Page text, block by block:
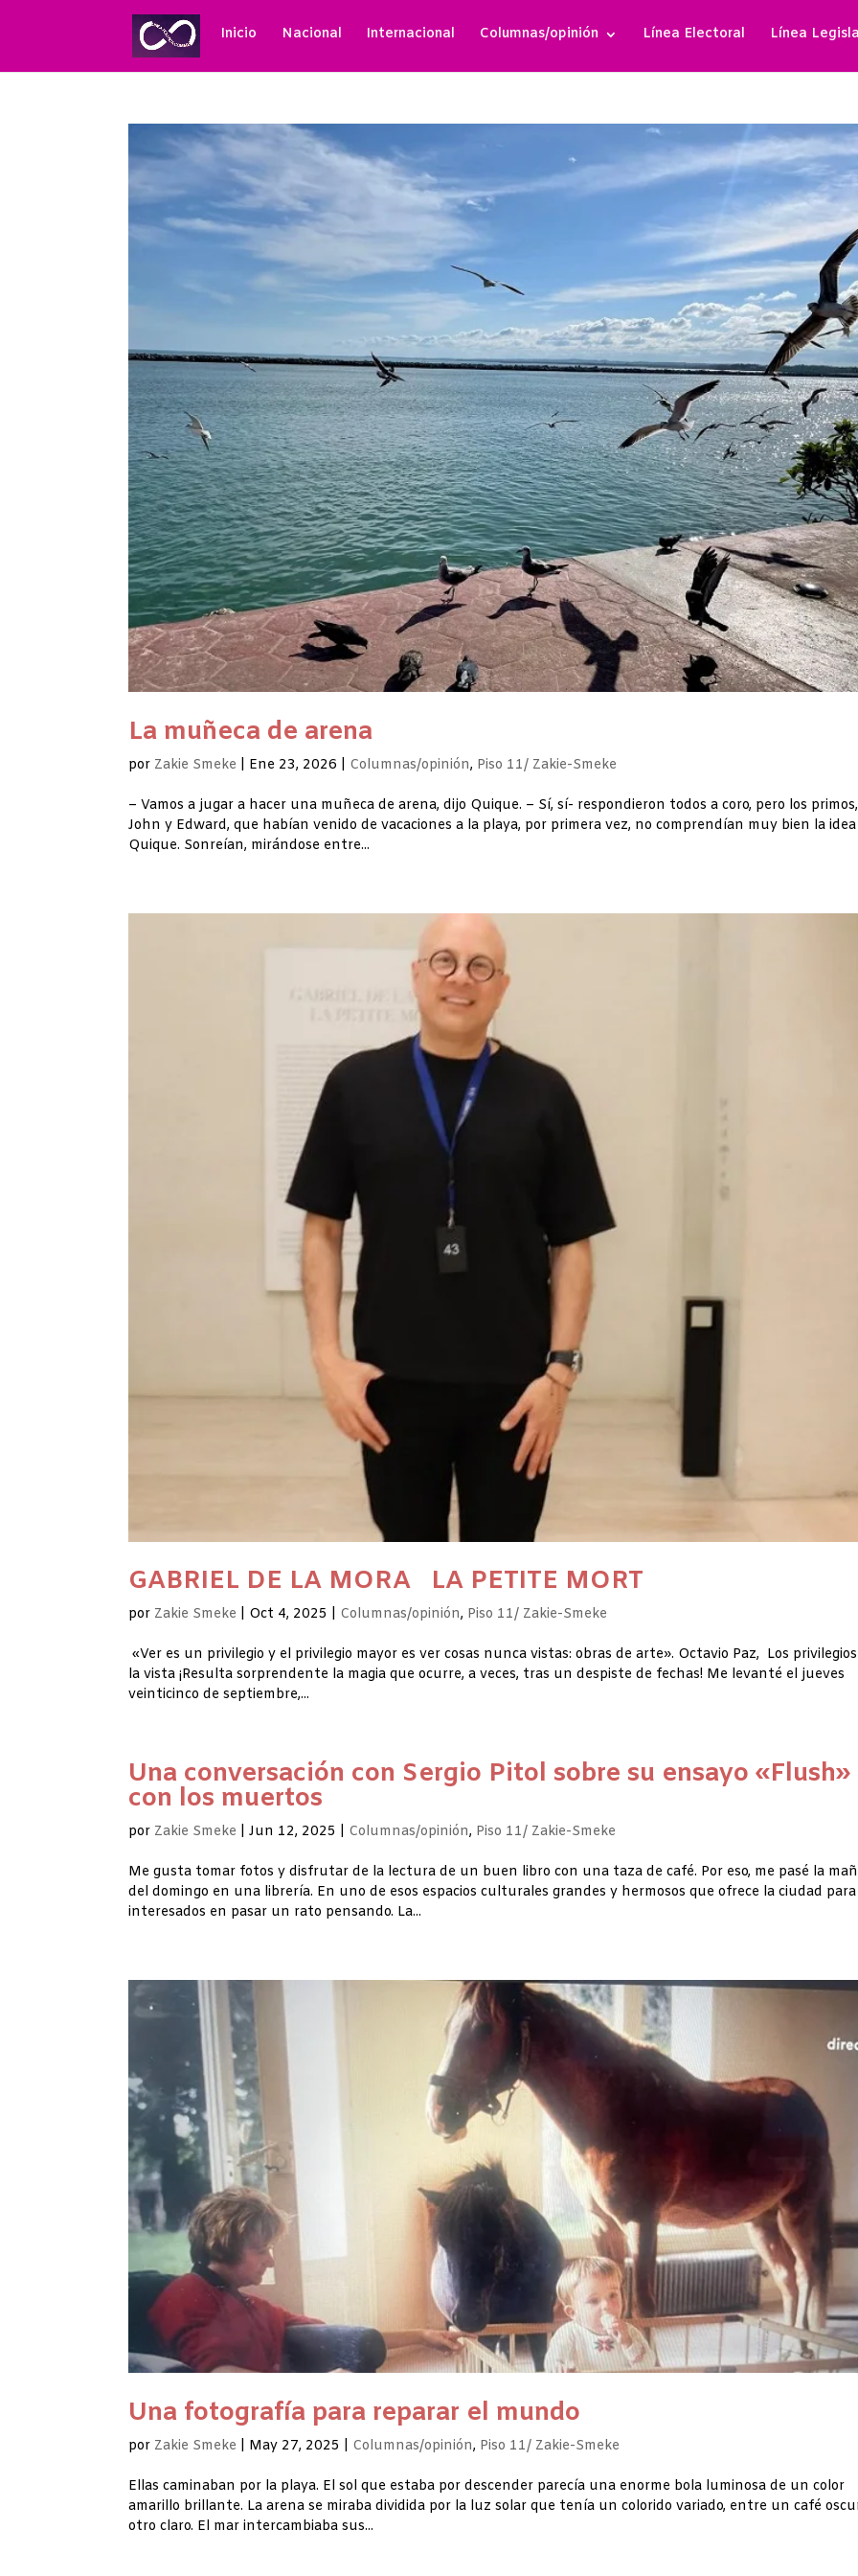
Inicio Nacional Internacional Columnas/opinión Línea Electoral Línea
La muñeca de arena
por Zakie Smeke Ene 23, 2026 Columnas/opinión, Piso 11/ Zakie-Smeke
– Vamos a jugar a hacer una muñeca de arena, dijo Quique. – Sí, sí- respondieron todos a coro, pero los primos,
John y Edward, que habían venido de vacaciones a la playa, por primera vez, no comprendían muy bien la
Quique. Sonreían, mirándose entre...
GABRIEL DE LA MORA LA PETITE MORT
por Zakie Smeke Oct 4, 2025 Columnas/opinión, Piso 11/ Zakie-Smeke
«Ver es un privilegio y el privilegio mayor es ver cosas nunca vistas: obras de arte». Octavio Paz, Los
la vista ¡Resulta sorprendente la magia que ocurre, a veces, tras un despiste de fechas! Me levanté el jueves
veinticinco de septiembre,...
Una conversación con Sergio Pitol sobre su ensayo «Flush»
con los muertos
por Zakie Smeke |Jun 12, 2025 Columnas/opinión, Piso 11/ Zakie-Smeke
Me gusta tomar fotos y disfrutar de la lectura de un buen libro con una taza de café. Por eso, me pasé la
del domingo en una librería. En uno de esos espacios culturales grandes y hermosos que ofrece la ciudad
interesados en pasar un rato pensando. La...
Una fotografía para reparar el mundo
por Zakie Smeke May 27, 2025 Columnas/opinión, Piso 11/ Zakie-Smeke
Ellas caminaban por la playa. El sol que estaba por descender parecía una enorme bola luminosa de un color
amarillo brillante. La arena se miraba dividida por la luz solar que tenía un colorido variado, entre un café
otro claro. El mar intercambiaba sus...